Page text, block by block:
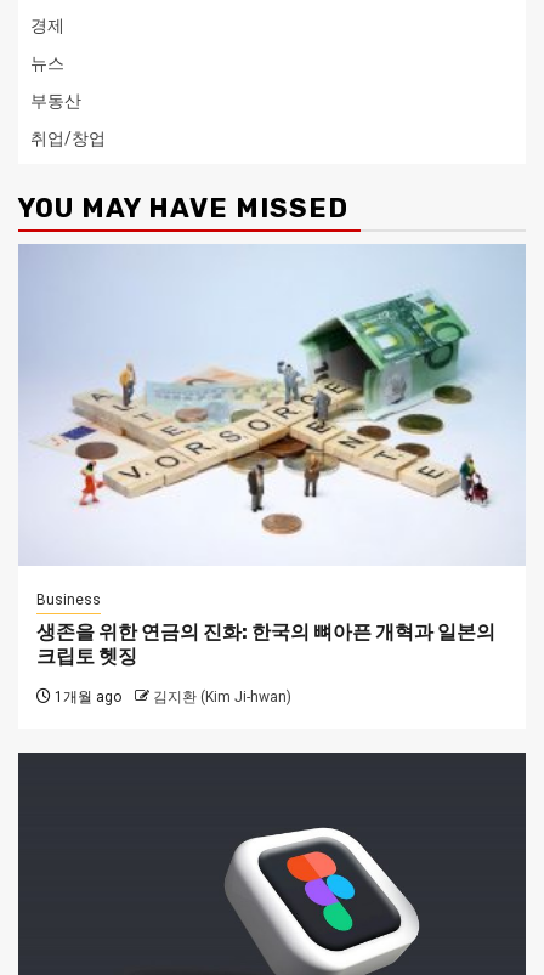
경제
뉴스
부동산
취업/창업
YOU MAY HAVE MISSED
Business
생존을 위한 연금의 진화: 한국의 뼈아픈 개혁과 일본의
크립토 헷징
1개월 ago 김지환 (Kim Ji-hwan)